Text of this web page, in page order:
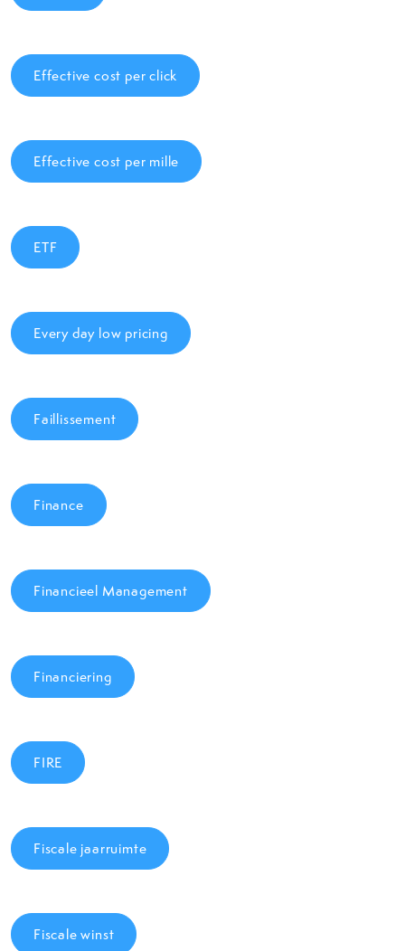
Effective cost per click
Effective cost per mille
ETF
Every day low pricing
Faillissement
Finance
Financieel Management
Financiering
FIRE
Fiscale jaarruimte
Fiscale winst